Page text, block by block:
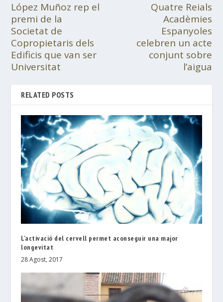
López Muñoz rep el
premi de la
Societat de
Copropietaris dels
Edificis que van ser
Universitat
Quatre Reials
Acadèmies
Espanyoles
celebren un acte
conjunt sobre
l’aigua
RELATED POSTS
L’activació del cervell permet aconseguir una major
longevitat
28 Agost, 2017